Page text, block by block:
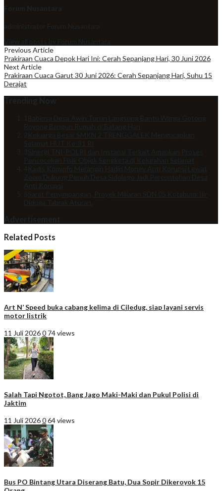
Previous Article
Prakiraan Cuaca Depok Hari Ini: Cerah Sepanjang Hari, 30 Juni 2026
Next Article
Prakiraan Cuaca Garut 30 Juni 2026: Cerah Sepanjang Hari, Suhu 15
Derajat
Related Posts
Art N’ Speed buka cabang kelima di Ciledug, siap layani servis
motor listrik
11 Juli 20260 74 views
Salah Tapi Ngotot, Bang Jago Maki-Maki dan Pukul Polisi di
Jaktim
11 Juli 2026064 views
Bus PO Bintang Utara Diserang Batu, Dua Sopir Dikeroyok 15